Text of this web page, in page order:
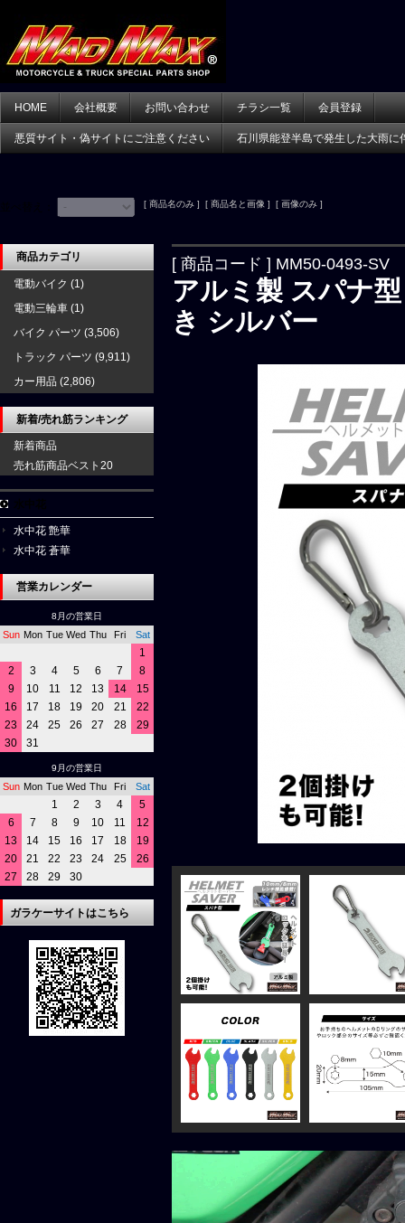
HOME 会社概要 お問い合わせ チラシ一覧 会員登録
悪質サイト・偽サイトにご注意ください 石川県能登半島で発生した大雨に
[ 商品名のみ ] [ 商品名と画像 ] [ 画像のみ ]
[ 商品コード ] MM50-0493-SV
アルミ製 スパナ
き シルバー
商品カテゴリ
電動バイク (1)
電動三輪車 (1)
バイク パーツ (3,506)
トラック パーツ (9,911)
カー用品 (2,806)
新着/売れ筋ランキング
新着商品
売れ筋商品ベスト20
水中花 艶華
水中花 蒼華
営業カレンダー
8月の営業日
Sun Mon Tue Wed Thu Fri Sat
1
2
3 4 5 6 7
8
9
10 11 12 13 14
15
16
17 18 19 20 21
22
23
24 25 26 27 28
29
30
31
9月の営業日
Sun Mon Tue Wed Thu Fri Sat
1 2 3 4
5
6
7 8 9 10 11
12
13
14 15 16 17 18
19
20
21 22 23 24 25
26
27
28 29 30
ガラケーサイトはこちら